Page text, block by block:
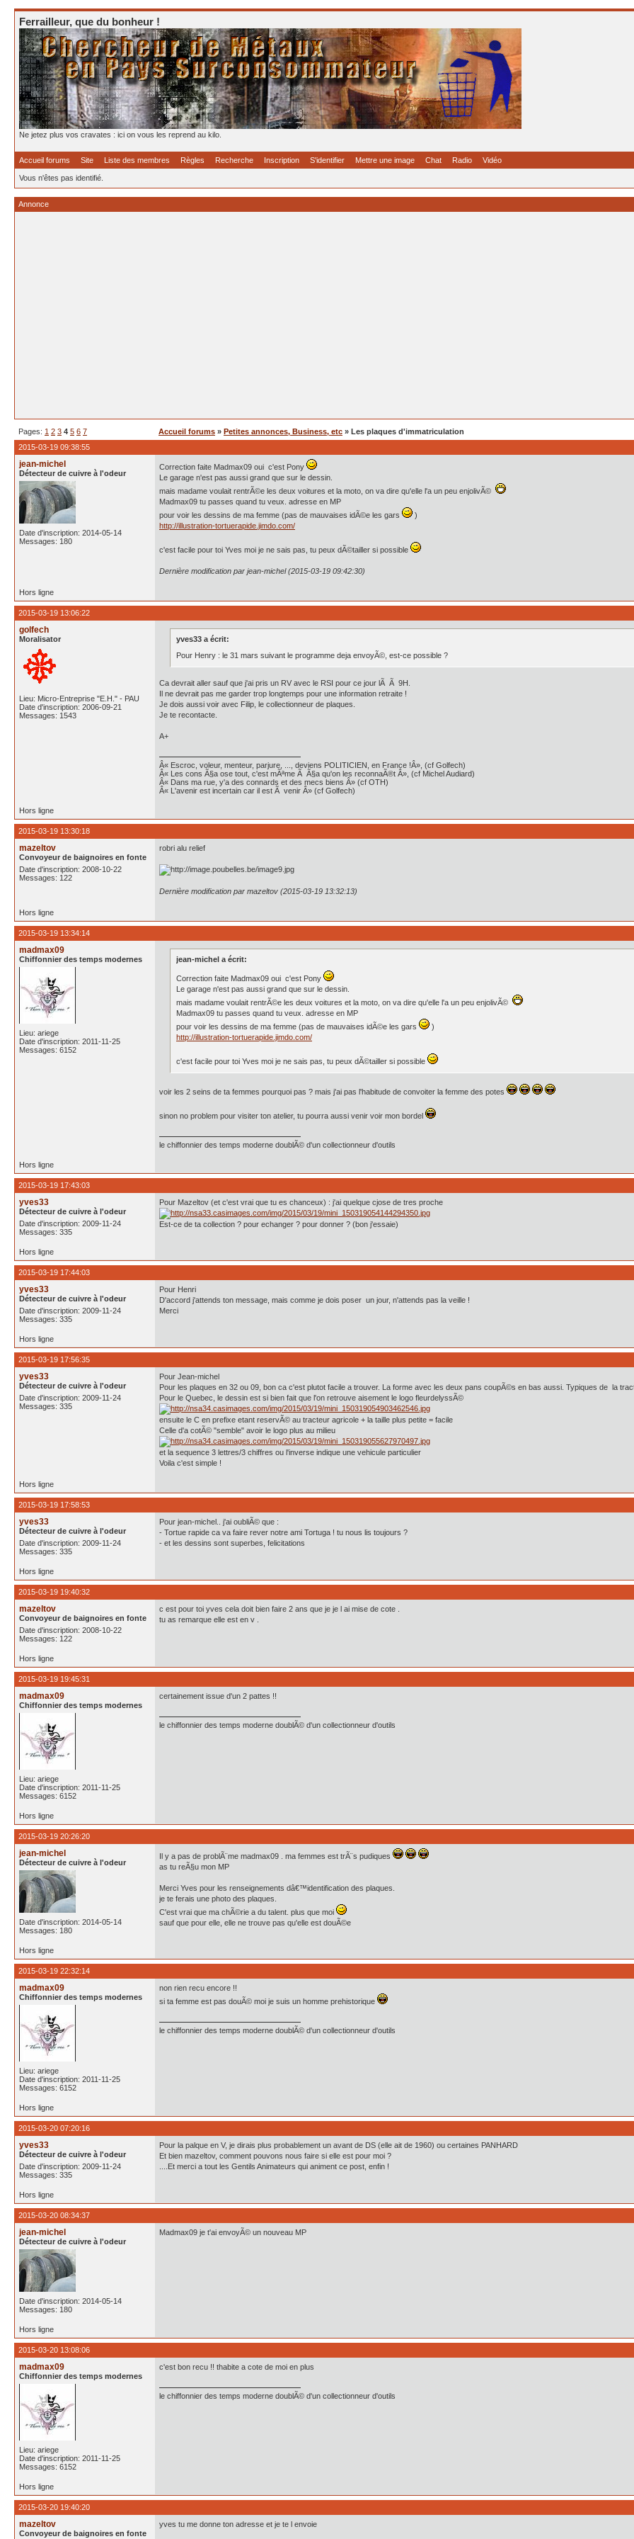
Ferrailleur, que du bonheur !
Ne jetez plus vos cravates : ici on vous les reprend au kilo.
Accueil forums Site Liste des membres Règles Recherche Inscription S'identifier Mettre une image Chat Radio Vidéo
Vous n'êtes pas identifié.
Annonce
Pages: 1 2 3 4 5 6 7 Accueil forums » Petites annonces, Business, etc » Les plaques d'immatriculation
2015-03-19 09:38:55
jean-michel
Détecteur de cuivre à l'odeur
Date d'inscription: 2014-05-14
Messages: 180
Correction faite Madmax09 oui c'est Pony
Le garage n'est pas aussi grand que sur le dessin.
mais madame voulait rentrÃ©e les deux voitures et la moto, on va dire qu'elle l'a un peu enjolivÃ©
Madmax09 tu passes quand tu veux. adresse en MP
pour voir les dessins de ma femme (pas de mauvaises idÃ©e les gars
)
http://illustration-tortuerapide.jimdo.com/
c'est facile pour toi Yves moi je ne sais pas, tu peux dÃ©tailler si possible
Dernière modification par jean-michel (2015-03-19 09:42:30)
Hors ligne
2015-03-19 13:06:22
golfech
Moralisator
Lieu: Micro-Entreprise "E.H." - PAU
Date d'inscription: 2006-09-21
Messages: 1543
yves33 a écrit:
Pour Henry : le 31 mars suivant le programme deja envoyÃ©, est-ce possible ?
Ca devrait aller sauf que j'ai pris un RV avec le RSI pour ce jour lÃ Ã 9H.
Il ne devrait pas me garder trop longtemps pour une information retraite !
Je dois aussi voir avec Filip, le collectionneur de plaques.
Je te recontacte.
A+
Â« Escroc, voleur, menteur, parjure, ..., deviens POLITICIEN, en France !Â», (cf Golfech)
Â« Les cons Ã§a ose tout, c'est mÃªme Ã Ã§a qu'on les reconnaÃ®t Â», (cf Michel Audiard)
Â« Dans ma rue, y'a des connards et des mecs biens Â» (cf OTH)
Â« L'avenir est incertain car il est Ã venir Â» (cf Golfech)
Hors ligne
2015-03-19 13:30:18
mazeltov
Convoyeur de baignoires en fonte
Date d'inscription: 2008-10-22
Messages: 122
robri alu relief
Dernière modification par mazeltov (2015-03-19 13:32:13)
Hors ligne
2015-03-19 13:34:14
madmax09
Chiffonnier des temps modernes
Lieu: ariege
Date d'inscription: 2011-11-25
Messages: 6152
jean-michel a écrit:
Correction faite Madmax09 oui c'est Pony
Le garage n'est pas aussi grand que sur le dessin.
mais madame voulait rentrÃ©e les deux voitures et la moto, on va dire qu'elle l'a un peu enjolivÃ©
Madmax09 tu passes quand tu veux. adresse en MP
pour voir les dessins de ma femme (pas de mauvaises idÃ©e les gars
)
http://illustration-tortuerapide.jimdo.com/
c'est facile pour toi Yves moi je ne sais pas, tu peux dÃ©tailler si possible
voir les 2 seins de ta femmes pourquoi pas ? mais j'ai pas l'habitude de convoiter la femme des potes
sinon no problem pour visiter ton atelier, tu pourra aussi venir voir mon bordel
le chiffonnier des temps moderne doublÃ© d'un collectionneur d'outils
Hors ligne
2015-03-19 17:43:03
yves33
Détecteur de cuivre à l'odeur
Date d'inscription: 2009-11-24
Messages: 335
Pour Mazeltov (et c'est vrai que tu es chanceux) : j'ai quelque cjose de tres proche
Est-ce de ta collection ? pour echanger ? pour donner ? (bon j'essaie)
Hors ligne
2015-03-19 17:44:03
yves33
Détecteur de cuivre à l'odeur
Date d'inscription: 2009-11-24
Messages: 335
Pour Henri
D'accord j'attends ton message, mais comme je dois poser un jour, n'attends pas la veille !
Merci
Hors ligne
2015-03-19 17:56:35
yves33
Détecteur de cuivre à l'odeur
Date d'inscription: 2009-11-24
Messages: 335
Pour Jean-michel
Pour les plaques en 32 ou 09, bon ca c'est plutot facile a trouver. La forme avec les deux pans coupÃ©s en bas aussi. Typiques de la
Pour le Quebec, le dessin est si bien fait que l'on retrouve aisement le logo fleurdelyssÃ©
ensuite le C en prefixe etant reservÃ© au tracteur agricole + la taille plus petite = facile
Celle d'a cotÃ© "semble" avoir le logo plus au milieu
et la sequence 3 lettres/3 chiffres ou l'inverse indique une vehicule particulier
Voila c'est simple !
Hors ligne
2015-03-19 17:58:53
yves33
Détecteur de cuivre à l'odeur
Date d'inscription: 2009-11-24
Messages: 335
Pour jean-michel.. j'ai oubliÃ© que :
- Tortue rapide ca va faire rever notre ami Tortuga ! tu nous lis toujours ?
- et les dessins sont superbes, felicitations
Hors ligne
2015-03-19 19:40:32
mazeltov
Convoyeur de baignoires en fonte
Date d'inscription: 2008-10-22
Messages: 122
c est pour toi yves cela doit bien faire 2 ans que je je l ai mise de cote .
tu as remarque elle est en v .
Hors ligne
2015-03-19 19:45:31
madmax09
Chiffonnier des temps modernes
Lieu: ariege
Date d'inscription: 2011-11-25
Messages: 6152
certainement issue d'un 2 pattes !!
le chiffonnier des temps moderne doublÃ© d'un collectionneur d'outils
Hors ligne
2015-03-19 20:26:20
jean-michel
Détecteur de cuivre à l'odeur
Date d'inscription: 2014-05-14
Messages: 180
Il y a pas de problÃ¨me madmax09 . ma femmes est trÃ¨s pudiques
as tu reÃ§u mon MP
Merci Yves pour les renseignements dâ€™identification des plaques.
je te ferais une photo des plaques.
C'est vrai que ma chÃ©rie a du talent. plus que moi
sauf que pour elle, elle ne trouve pas qu'elle est douÃ©e
Hors ligne
2015-03-19 22:32:14
madmax09
Chiffonnier des temps modernes
Lieu: ariege
Date d'inscription: 2011-11-25
Messages: 6152
non rien recu encore !!
si ta femme est pas douÃ© moi je suis un homme prehistorique
le chiffonnier des temps moderne doublÃ© d'un collectionneur d'outils
Hors ligne
2015-03-20 07:20:16
yves33
Détecteur de cuivre à l'odeur
Date d'inscription: 2009-11-24
Messages: 335
Pour la palque en V, je dirais plus probablement un avant de DS (elle ait de 1960) ou certaines PANHARD
Et bien mazeltov, comment pouvons nous faire si elle est pour moi ?
....Et merci a tout les Gentils Animateurs qui animent ce post, enfin !
Hors ligne
2015-03-20 08:34:37
jean-michel
Détecteur de cuivre à l'odeur
Date d'inscription: 2014-05-14
Messages: 180
Madmax09 je t'ai envoyÃ© un nouveau MP
Hors ligne
2015-03-20 13:08:06
madmax09
Chiffonnier des temps modernes
Lieu: ariege
Date d'inscription: 2011-11-25
Messages: 6152
c'est bon recu !! thabite a cote de moi en plus
le chiffonnier des temps moderne doublÃ© d'un collectionneur d'outils
Hors ligne
2015-03-20 19:40:20
mazeltov
Convoyeur de baignoires en fonte
yves tu me donne ton adresse et je te l envoie